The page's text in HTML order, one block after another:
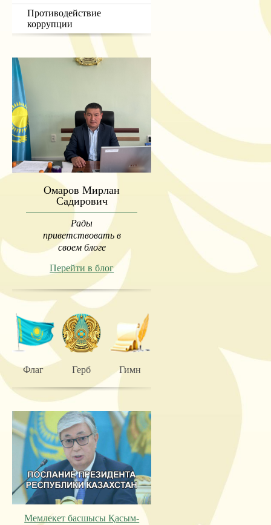
Противодействие
коррупции
Омаров Мирлан
Садирович
Рады
приветствовать в
своем блоге
Перейти в блог
Флаг Герб Гимн
Мемлекет басшысы Қасым-